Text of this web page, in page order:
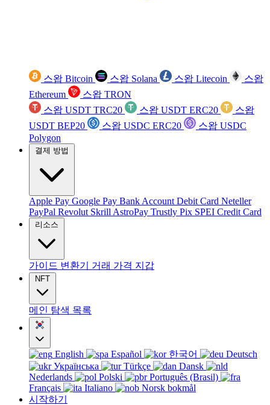
스왑 Bitcoin 스왑 Solana 스왑 Litecoin
스왑
Ethereum
스왑 TRON
스왑 USDT TRC20
스왑 USDT ERC20
스왑
USDT BEP20
스왑 USDC ERC20
스왑 USDC
Polygon
결제 방법
Apple Pay Google Pay Bank Account Debit Card Neteller
PayPal Revolut Skrill AstroPay Trustly Pix SPEI Credit Card
리소스
가이드 변환기 거래 가격 지갑
NFT
메인 탐색 목록
English Español 한국어
Deutsch
Українська
Türkçe
Dansk
Nederlands
Polski
Português (Brasil)
Français
Italiano
Norsk bokmål
시작하기